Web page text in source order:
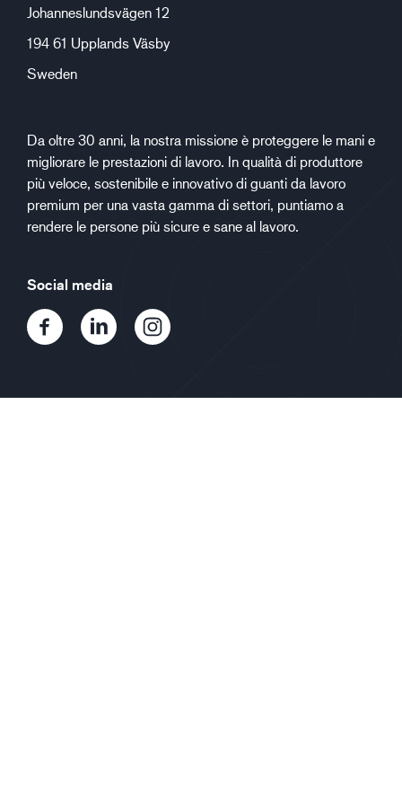
Johanneslundsvägen 12
194 61 Upplands Väsby
Sweden
Da oltre 30 anni, la nostra missione è proteggere le mani e
migliorare le prestazioni di lavoro. In qualità di produttore
più veloce, sostenibile e innovativo di guanti da lavoro
premium per una vasta gamma di settori, puntiamo a
rendere le persone più sicure e sane al lavoro.
Social media